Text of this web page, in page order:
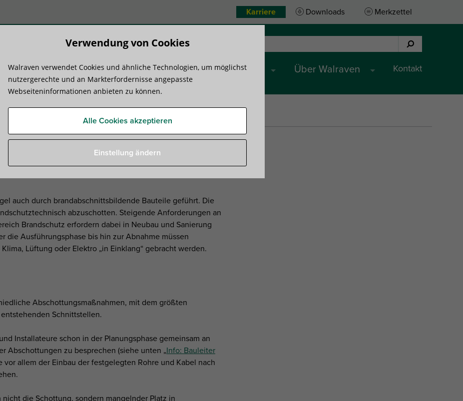
Karriere Downloads Merkzettel
Produktsysteme Know-how Serviceleistungen Über Walraven Kontakt
bei Rohr- und Kabeldurchführungen
Kabeldurchführungen
auch durch brandabschnittsbildende Bauteile geführt. Die
abzuschotten. Steigende Anforderungen an
Brandschutz erfordern dabei in Neubau und Sanierung
die Ausführungsphase bis hin zur Abnahme müssen
Lüftung oder Elektro „in Einklang“ gebracht werden.
Abschottungsmaßnahmen, mit dem größten
Schnittstellen.
Installateure schon in der Planungsphase gemeinsam an
Abschottungen zu besprechen (siehe unten „Info: Bauleiter
vor allem der Einbau der festgelegten Rohre und Kabel nach
die Schottung, sondern mangelnder Platz in
Verwendung von Cookies
Walraven verwendet Cookies und ähnliche Technologien, um möglichst
nutzergerechte und an Markterfordernisse angepasste
Webseiteninformationen anbieten zu können.
Alle Cookies akzeptieren
Einstellung ändern